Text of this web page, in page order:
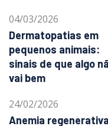
04/03/2026
Dermatopatias em
pequenos animais:
sinais de que algo
vai bem
24/02/2026
Anemia